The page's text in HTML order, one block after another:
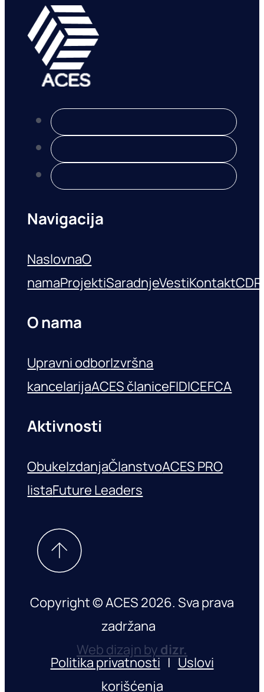
Navigacija
NaslovnaO
namaProjektiSaradnjeVestiKontakt
O nama
Upravni odborIzvršna
kancelarijaACES članiceFIDICEFCA
Aktivnosti
ObukeIzdanjaČlanstvoACES PRO
listaFuture Leaders
Copyright © ACES 2026. Sva prava
zadržana
Web dizajn bydizr.
Politika privatnosti|Uslovi
korišćenja